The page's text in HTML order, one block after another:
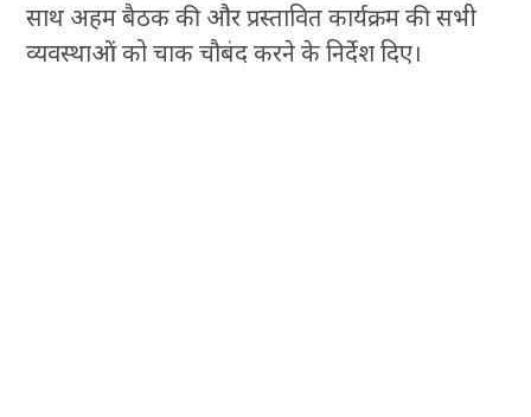
साथ अहम बैठक की और प्रस्तावित कार्यक्रम की सभी
व्यवस्थाओं को चाक चौबंद करने के निर्देश दिए।